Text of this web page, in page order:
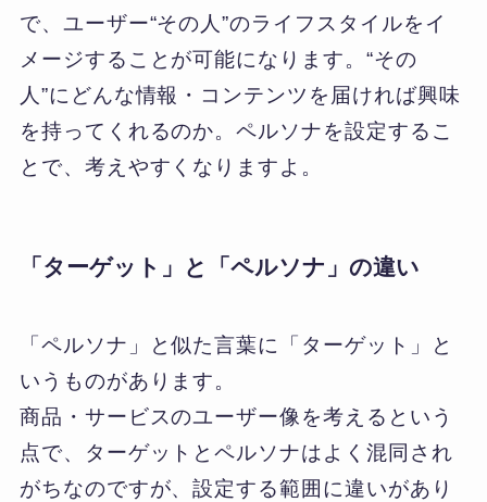
で、ユーザー“その人”のライフスタイルをイ
メージすることが可能になります。“その
人”にどんな情報・コンテンツを届ければ興味
を持ってくれるのか。ペルソナを設定するこ
とで、考えやすくなりますよ。
「ターゲット」と「ペルソナ」の違い
「ペルソナ」と似た言葉に「ターゲット」と
いうものがあります。
商品・サービスのユーザー像を考えるという
点で、ターゲットとペルソナはよく混同され
がちなのですが、設定する範囲に違いがあり